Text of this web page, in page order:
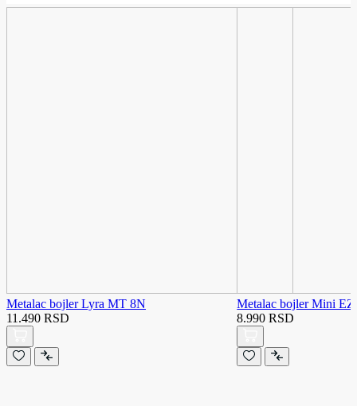
Metalac bojler Lyra MT 8N
11.490 RSD
Metalac bojler Mini
8.990 RSD